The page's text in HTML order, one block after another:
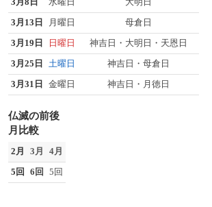
3月8日 水曜日 大明日
3月13日 月曜日 母倉日
3月19日 日曜日 神吉日・大明日・天恩日
3月25日 土曜日 神吉日・母倉日
3月31日 金曜日 神吉日・月徳日
仏滅の前後
月比較
2月 3月 4月
5回 6回 5回